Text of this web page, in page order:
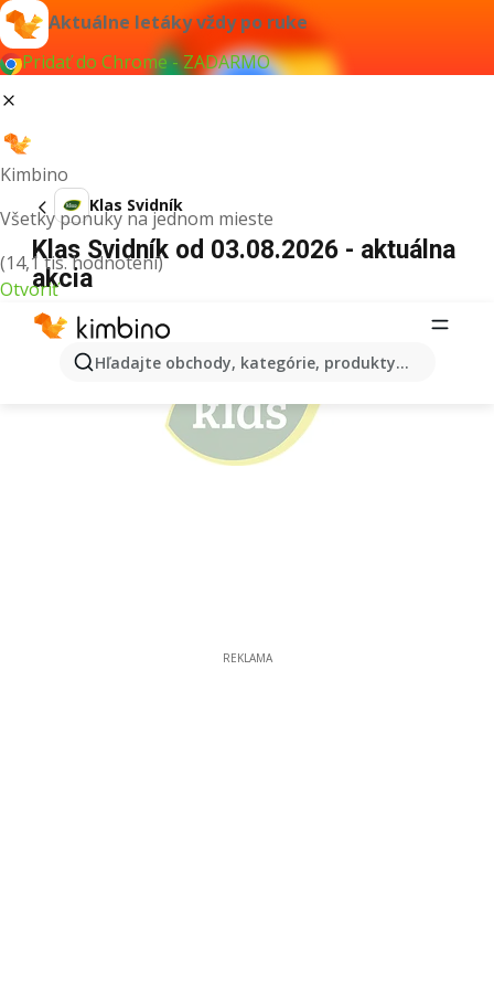
Aktuálne letáky vždy po ruke
Pridať do Chrome - ZADARMO
Kimbino
Všetky ponuky na jednom mieste
(14,1 tis. hodnotení)
Otvoriť
Hľadajte obchody, kategórie, produkty...
Klas Svidník
Klas Svidník od 03.08.2026 - aktuálna
akcia
REKLAMA